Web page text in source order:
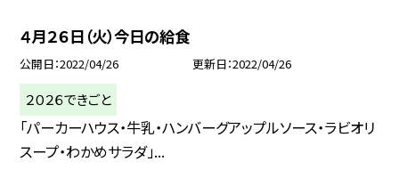
４月２６日（火）今日の給食
公開日 2022/04/26 更新日 2022/04/26
２０２６できごと
「パーカーハウス・牛乳・ハンバーグアップルソース・ラビオリ
スープ・わかめサラダ」...